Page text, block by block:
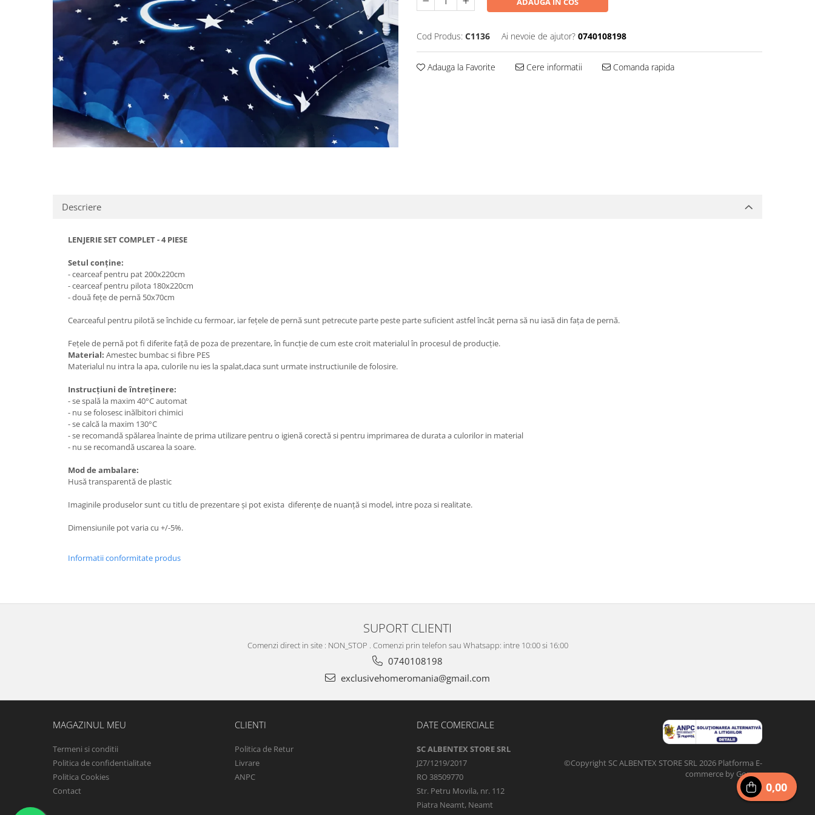
0,00
Cod Produs: C1136 Ai nevoie de ajutor? 0740108198
Adauga la Favorite Cere informatii Comanda rapida
Descriere
LENJERIE SET COMPLET - 4 PIESE
Setul conține:
- cearceaf pentru pat 200x220cm
- cearceaf pentru pilota 180x220cm
- două fețe de pernă 50x70cm
Cearceaful pentru pilotă se închide cu fermoar, iar fețele de pernă sunt petrecute parte peste parte suficient astfel încât perna să nu iasă din fața de pernă.
Fețele de pernă pot fi diferite față de poza de prezentare, în funcție de cum este croit materialul în procesul de producție.
Material: Amestec bumbac si fibre PES
Materialul nu intra la apa, culorile nu ies la spalat,daca sunt urmate instructiunile de folosire.
Instrucțiuni de întreținere:
- se spală la maxim 40°C automat
- nu se folosesc inălbitori chimici
- se calcă la maxim 130°C
- se recomandă spălarea înainte de prima utilizare pentru o igienă corectă si pentru imprimarea de durata a culorilor in material
- nu se recomandă uscarea la soare.
Mod de ambalare:
Husă transparentă de plastic
Imaginile produselor sunt cu titlu de prezentare și pot exista diferențe de nuanță si model, intre poza si realitate.
Dimensiunile pot varia cu +/-5%.
Informatii conformitate produs
SUPORT CLIENTI
Comenzi direct in site : NON_STOP . Comenzi prin telefon sau Whatsapp: intre 10:00 si 16:00
0740108198
exclusivehomeromania@gmail.com
MAGAZINUL MEU
Termeni si conditii
Politica de confidentialitate
Politica Cookies
Contact
CLIENTI
Politica de Retur
Livrare
ANPC
DATE COMERCIALE
SC ALBENTEX STORE SRL
J27/1219/2017
RO 38509770
Str. Petru Movila, nr. 112
Piatra Neamt, Neamt
©Copyright SC ALBENTEX STORE SRL 2026 Platforma E-
commerce by Gomag